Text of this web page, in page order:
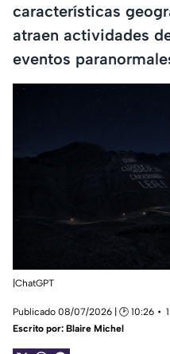
características
atraen actividades
eventos
|ChatGPT
Publicado 08/07/2026 | 🕑 10:26
Escrito por: Blaire Michel